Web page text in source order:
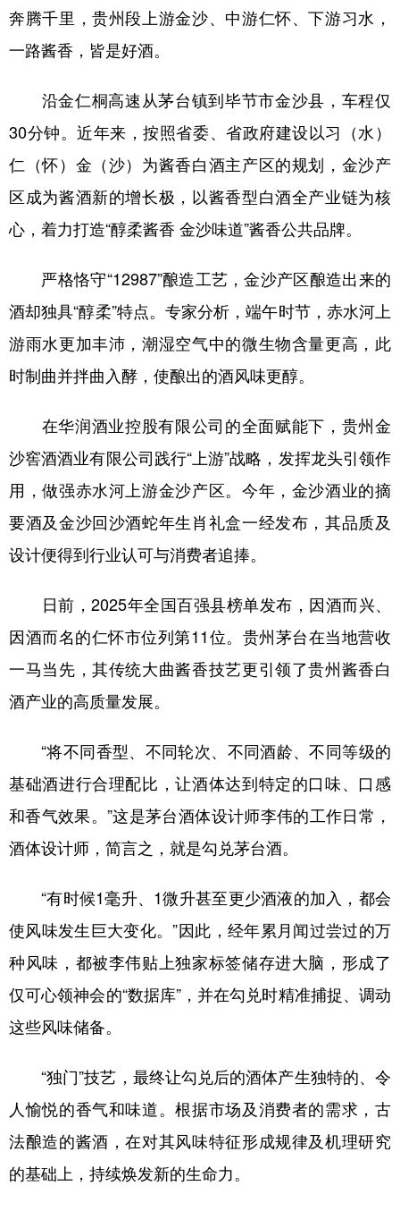
奔腾千里，贵州段上游金沙、中游仁怀、下游习水，
一路酱香，皆是好酒。
沿金仁桐高速从茅台镇到毕节市金沙县，车程仅
30分钟。近年来，按照省委、省政府建设以习（水）
仁（怀）金（沙）为酱香白酒主产区的规划，金沙产
区成为酱酒新的增长极，以酱香型白酒全产业链为核
心，着力打造“醇柔酱香 金沙味道”酱香公共品牌。
严格恪守“12987”酿造工艺，金沙产区酿造出来的
酒却独具“醇柔”特点。专家分析，端午时节，赤水河上
游雨水更加丰沛，潮湿空气中的微生物含量更高，此
时制曲并拌曲入酵，使酿出的酒风味更醇。
在华润酒业控股有限公司的全面赋能下，贵州金
沙窖酒酒业有限公司践行“上游”战略，发挥龙头引领作
用，做强赤水河上游金沙产区。今年，金沙酒业的摘
要酒及金沙回沙酒蛇年生肖礼盒一经发布，其品质及
设计便得到行业认可与消费者追捧。
日前，2025年全国百强县榜单发布，因酒而兴、
因酒而名的仁怀市位列第11位。贵州茅台在当地营收
一马当先，其传统大曲酱香技艺更引领了贵州酱香白
酒产业的高质量发展。
“将不同香型、不同轮次、不同酒龄、不同等级的
基础酒进行合理配比，让酒体达到特定的口味、口感
和香气效果。”这是茅台酒体设计师李伟的工作日常，
酒体设计师，简言之，就是勾兑茅台酒。
“有时候1毫升、1微升甚至更少酒液的加入，都会
使风味发生巨大变化。”因此，经年累月闻过尝过的万
种风味，都被李伟贴上独家标签储存进大脑，形成了
仅可心领神会的“数据库”，并在勾兑时精准捕捉、调动
这些风味储备。
“独门”技艺，最终让勾兑后的酒体产生独特的、令
人愉悦的香气和味道。根据市场及消费者的需求，古
法酿造的酱酒，在对其风味特征形成规律及机理研究
的基础上，持续焕发新的生命力。